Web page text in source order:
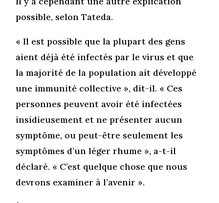
possible, selon Tateda.
« Il est possible que la plupart des gens
aient déjà été infectés par le virus et que
la majorité de la population ait développé
une immunité collective », dit-il. « Ces
personnes peuvent avoir été infectées
insidieusement et ne présenter aucun
symptôme, ou peut-être seulement les
symptômes d’un léger rhume », a-t-il
déclaré. « C’est quelque chose que nous
devrons examiner à l’avenir ».